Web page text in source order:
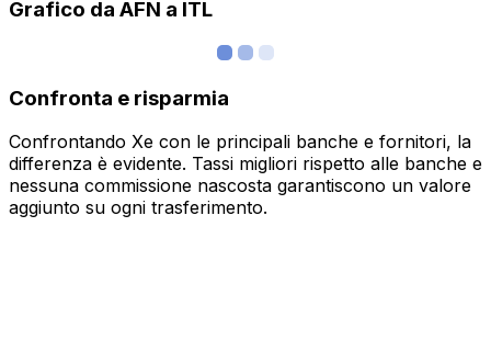
Grafico da AFN a ITL
Confronta e risparmia
Confrontando Xe con le principali banche e fornitori, la
differenza è evidente. Tassi migliori rispetto alle banche e
nessuna commissione nascosta garantiscono un valore
aggiunto su ogni trasferimento.